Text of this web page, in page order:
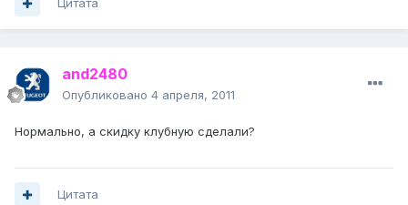
Цитата
and2480
Опубликовано 4 апреля, 2011
Нормально, а скидку клубную сделали?
Цитата